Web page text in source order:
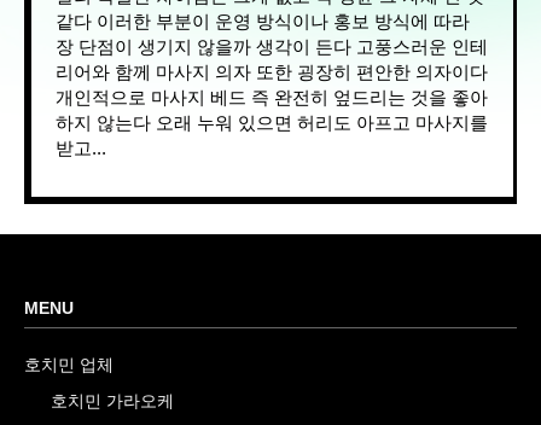
같다 이러한 부분이 운영 방식이나 홍보 방식에 따라
장 단점이 생기지 않을까 생각이 든다 고풍스러운 인테
리어와 함께 마사지 의자 또한 굉장히 편안한 의자이다
개인적으로 마사지 베드 즉 완전히 엎드리는 것을 좋아
하지 않는다 오래 누워 있으면 허리도 아프고 마사지를
받고...
MENU
호치민 업체
호치민 가라오케